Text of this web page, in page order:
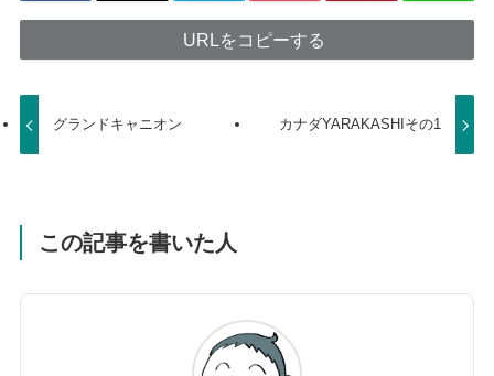
URLをコピーする
グランドキャニオン カナダYARAKASHIその1
この記事を書いた人